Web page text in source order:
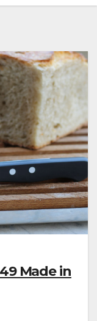
Made in